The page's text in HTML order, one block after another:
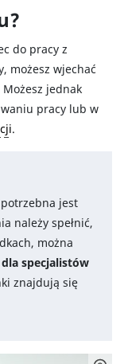
do pracy z
możesz wjechać
jednak
pracy lub w
.
jest
należy spełnić,
można
specjalistów
znajdują się